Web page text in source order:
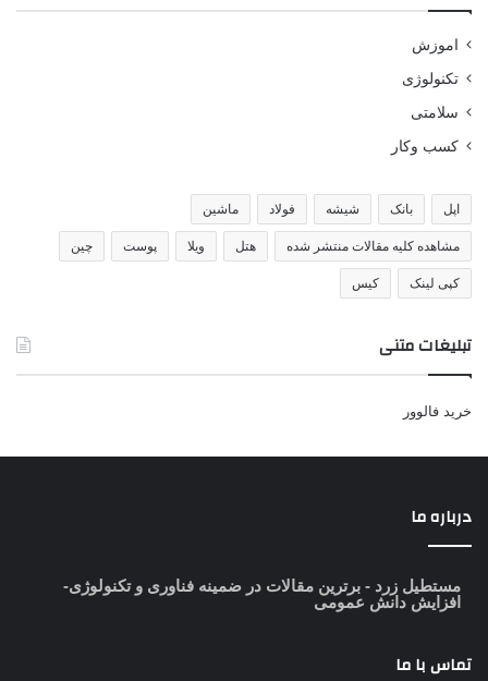
اموزش
تکنولوژی
سلامتی
کسب وکار
اپل بانک شیشه فولاد ماشین
مشاهده کلیه مقالات منتشر شده هتل ویلا پوست چین
کپی لینک کیس
تبلیغات متنی
خرید فالوور
درباره ما
مستطیل زرد - برترین مقالات در ضمینه فناوری و تکنولوژی-
افزایش دانش عمومی
تماس با ما